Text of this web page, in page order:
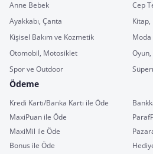
Anne Bebek
Cep
Ayakkabı, Çanta
Kitap,
Kişisel Bakım ve Kozmetik
Moda
Otomobil, Motosiklet
Spor ve Outdoor
Ödeme
Kredi Kartı/Banka Kartı ile Öde
MaxiPuan ile Öde
MaxiMil ile Öde
Bonus ile Öde